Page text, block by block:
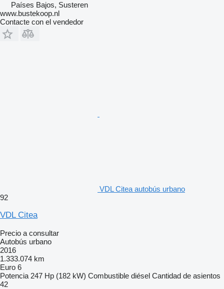
Países Bajos, Susteren
www.bustekoop.nl
Contacte con el vendedor
VDL Citea autobús urbano
92
VDL Citea
Precio a consultar
Autobús urbano
2016
1.333.074 km
Euro 6
Potencia 247 Hp (182 kW) Combustible diésel Cantidad de asientos
42